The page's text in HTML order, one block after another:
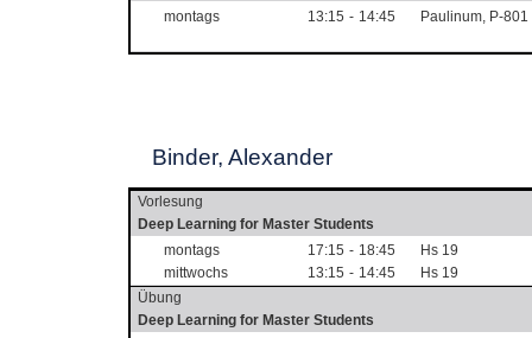
montags
13:15 - 14:45 Paulinum, P-801
Binder, Alexander
Vorlesung
Deep Learning for Master Students
montags
17:15 - 18:45
Hs 19
mittwochs
13:15 - 14:45
Hs 19
Übung
Deep Learning for Master Students